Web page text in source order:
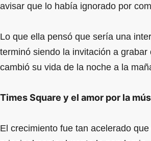
avisar que lo había ignorado por
Lo que ella pensó que sería una
terminó siendo la invitación a grabar
cambió su vida de la noche a la
Times Square y el amor por la
El crecimiento fue tan acelerado